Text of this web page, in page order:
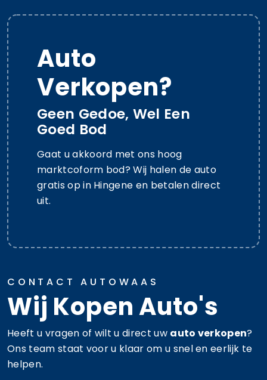
Auto
Verkopen?
Geen Gedoe, Wel Een
Goed Bod
Gaat u akkoord met ons hoog
marktcoform bod? Wij halen de auto
gratis op in Hingene en betalen direct
uit.
CONTACT AUTOWAAS
Wij Kopen Auto's
Heeft u vragen of wilt u direct uw auto verkopen?
Ons team staat voor u klaar om u snel en eerlijk te
helpen.